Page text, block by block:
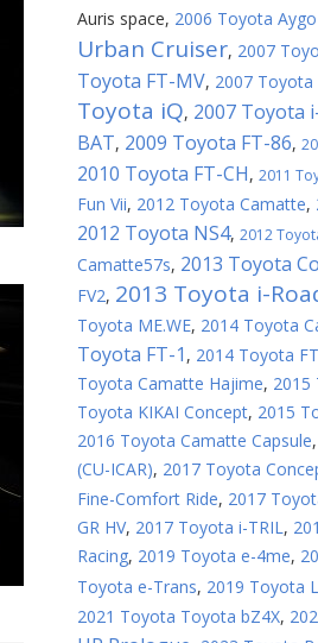
Auris space, 2006 Toyota
Urban Cruiser, 2007
Toyota FT-MV, 2007 Toyota
Toyota iQ, 2007 Toyota
BAT, 2009 Toyota FT-86,
2010 Toyota FT-CH, 2011
Fun Vii, 2012 Toyota Camatte,
2012 Toyota NS4, 2012
Camatte57s, 2013 Toyota
FV2, 2013 Toyota i-
Toyota ME.WE, 2014 Toyota
Toyota FT-1 , 2014 Toyota
Toyota Camatte Hajime, 2015
Toyota KIKAI Concept, 2015
2016 Toyota Camatte Capsule,
(CU-ICAR), 2017 Toyota
Fine-Comfort Ride, 2017
GR HV, 2017 Toyota i-TRIL,
Racing, 2019 Toyota e-4me,
Toyota e-Trans, 2019 Toyota
2021 Toyota Toyota bZ4X,